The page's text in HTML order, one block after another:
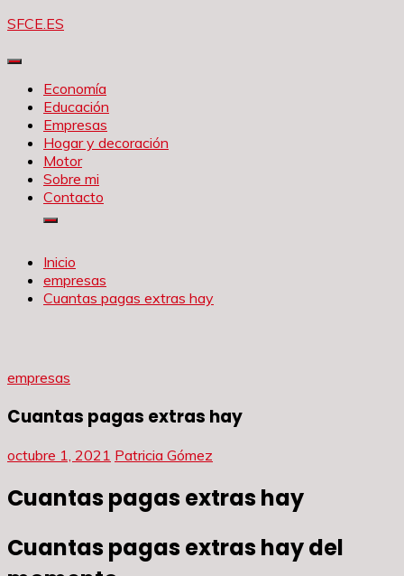
Saltar
contenido
SFCE.ES
Economía
Educación
Empresas
Hogar y decoración
Motor
Sobre mi
Contacto
Inicio
empresas
Cuantas pagas extras hay
empresas
Cuantas pagas extras hay
octubre 1, 2021 Patricia Gómez
Cuantas pagas extras hay
Cuantas pagas extras hay del